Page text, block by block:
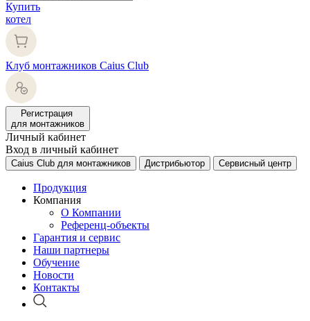
Купить
котел
Клуб монтажников Caius Club
Регистрация
для монтажников
Личный кабинет
Вход в личный кабинет
Caius Club для монтажников Дистрибьютор Сервисный центр
Продукция
Компания
О Компании
Референц-объекты
Гарантия и сервис
Наши партнеры
Обучение
Новости
Контакты